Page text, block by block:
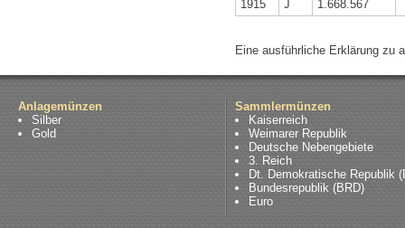
1915 J 1.668.567
Eine ausführliche Erklärung zu
Anlagemünzen
Silber
Gold
Sammlermünzen
Kaiserreich
Weimarer Republik
Deutsche Nebengebiete
3. Reich
Dt. Demokratische Republik
Bundesrepublik (BRD)
Euro